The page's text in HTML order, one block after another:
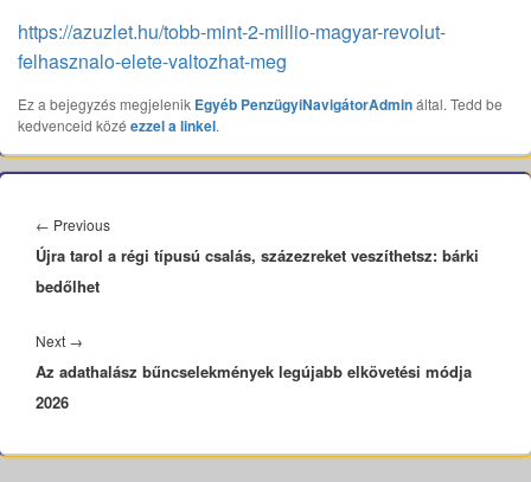
https://azuzlet.hu/tobb-mint-2-millio-magyar-revolut-
felhasznalo-elete-valtozhat-meg
Ez a bejegyzés megjelenik Egyéb PenzügyiNavigátorAdmináltal. Tedd be
kedvenceid közé ezzel a linkel.
navigáció
← PreviousPrevious
post:
Újra tarol a régi típusú csalás, százezreket veszíthetsz: bárki
bedőlhet
Next →
post:
Az adathalász bűncselekmények legújabb elkövetési módja
2026